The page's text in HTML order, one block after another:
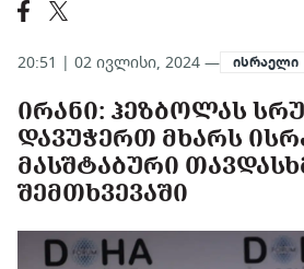
20:51 | 02 ივლისი, 2024 — ისრაელი
ᲘᲠᲐᲜᲘ: ᲰᲔᲖᲑᲝᲚᲐᲡ
ᲓᲐᲕᲣᲭᲔᲠᲗ ᲛᲮᲐᲠᲡ
ᲛᲐᲡᲨᲢᲐᲑᲣᲠᲘ
ᲨᲔᲛᲗᲮᲕᲔᲕᲐᲨᲘ